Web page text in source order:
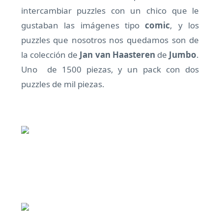
intercambiar puzzles con un chico que le
gustaban las imágenes tipocomic, y los
puzzles que nosotros nos quedamos son de
la colección de Jan van Haasteren de Jumbo.
Uno de 1500 piezas, y un pack con dos
puzzles de mil piezas.